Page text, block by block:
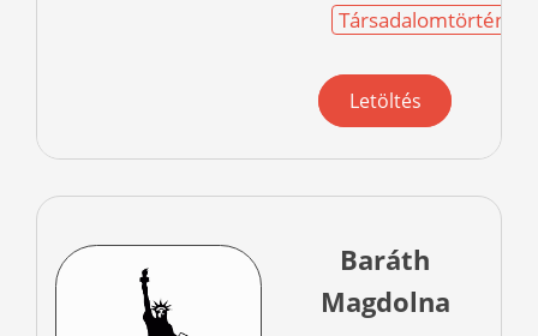
Társadalomtörténet
Letöltés
Baráth
Magdolna